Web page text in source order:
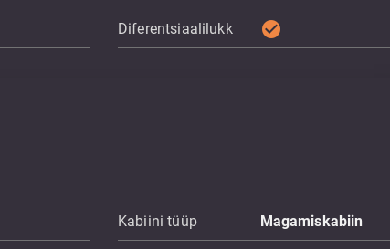
Diferentsiaalilukk check_circle
Kabiini tüüp Magamiskabiin